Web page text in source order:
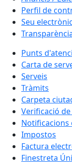
Perfil de
Seu
Punts
Carta de
Serveis
Tràmits
Carpeta
Verificació
Notificacions
Impostos
Factura
Finestreta